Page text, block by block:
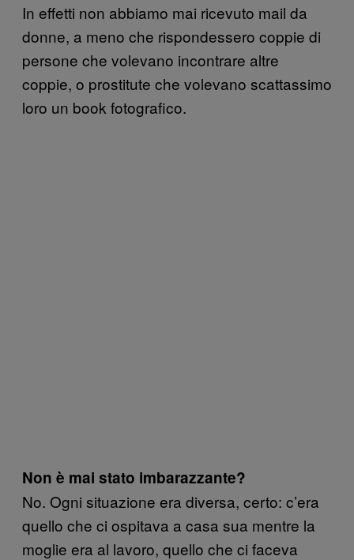
In effetti non abbiamo mai ricevuto mail da
donne, a meno che rispondessero coppie di
persone che volevano incontrare altre
coppie, o prostitute che volevano scattassimo
loro un book fotografico.
Non è mai stato imbarazzante?
No. Ogni situazione era diversa, certo: c’era
quello che ci ospitava a casa sua mentre la
moglie era al lavoro, quello che ci faceva